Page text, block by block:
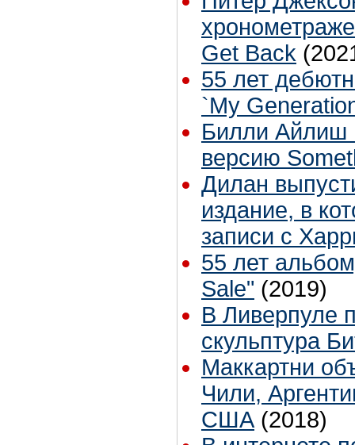
Get Back
55 лет
`My
Билли Айлиш
версию
Дилан
издание, в
записи с
55 лет
Sale" (2019)
В Ливерпуле
скульптура
Маккартни
Чили,
США (2018)